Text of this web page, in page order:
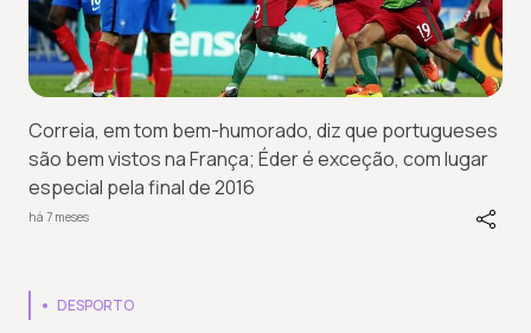
Correia, em tom bem-humorado, diz que portugueses
são bem vistos na França; Éder é exceção, com lugar
especial pela final de 2016
há 7 meses
DESPORTO